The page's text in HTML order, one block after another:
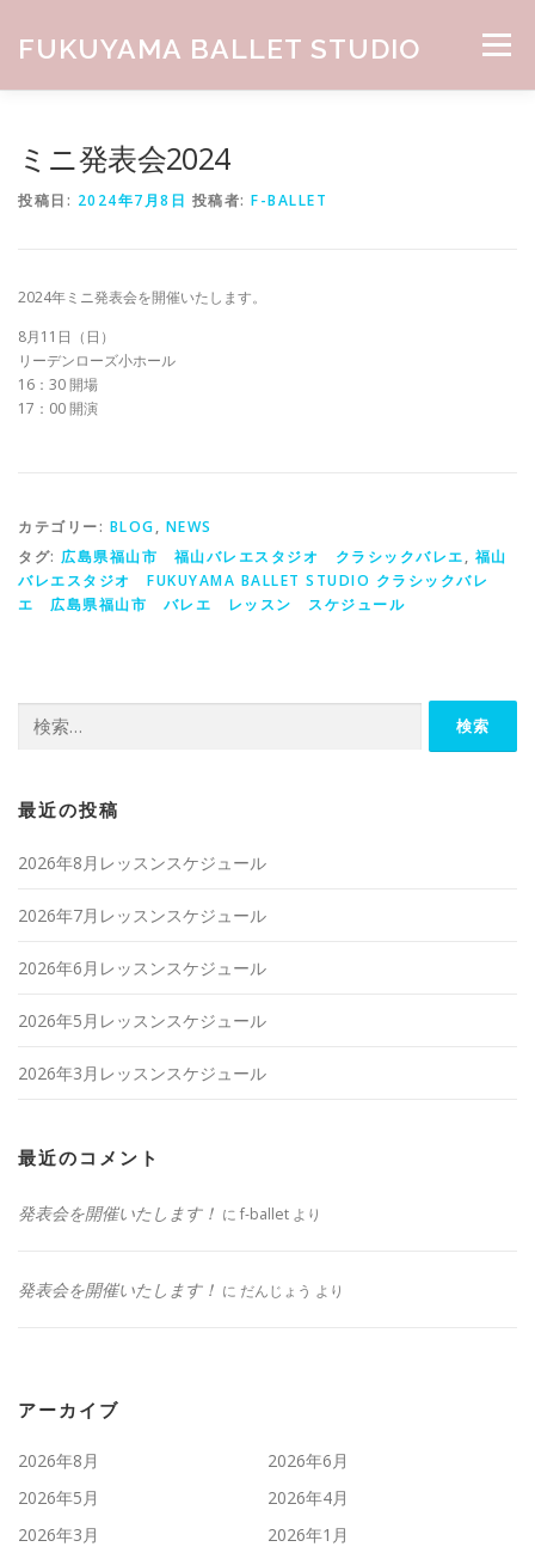
FUKUYAMA BALLET STUDIO メニュー
ミニ発表会2024
投稿日: 2024年7月8日 投稿者: F-BALLET
2024年ミニ発表会を開催いたします。
8月11日（日）
リーデンローズ小ホール
16：30 開場
17：00 開演
カテゴリー: BLOG, NEWS
タグ: 広島県福山市 福山バレエスタジオ クラシックバレエ, 福山
バレエスタジオ FUKUYAMA BALLET STUDIO クラシックバレ
エ 広島県福山市 バレエ レッスン スケジュール
検索:
最近の投稿
2026年8月レッスンスケジュール
2026年7月レッスンスケジュール
2026年6月レッスンスケジュール
2026年5月レッスンスケジュール
2026年3月レッスンスケジュール
最近のコメント
発表会を開催いたします！ に f-ballet より
発表会を開催いたします！ に だんじょう より
アーカイブ
2026年8月
2026年6月
2026年5月
2026年4月
2026年3月
2026年1月